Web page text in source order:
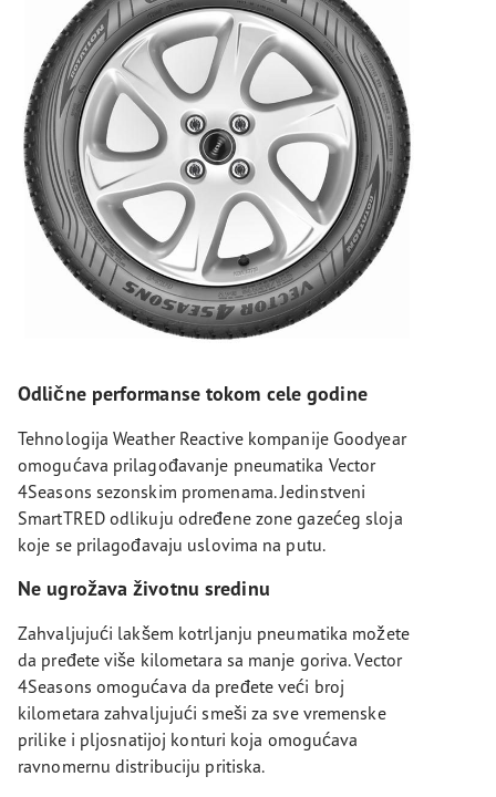
Odlične performanse tokom cele godine
Tehnologija Weather Reactive kompanije Goodyear
omogućava prilagođavanje pneumatika Vector
4Seasons sezonskim promenama. Jedinstveni
SmartTRED odlikuju određene zone gazećeg sloja
koje se prilagođavaju uslovima na putu.
Ne ugrožava životnu sredinu
Zahvaljujući lakšem kotrljanju pneumatika možete
da pređete više kilometara sa manje goriva. Vector
4Seasons omogućava da pređete veći broj
kilometara zahvaljujući smeši za sve vremenske
prilike i pljosnatijoj konturi koja omogućava
ravnomernu distribuciju pritiska.